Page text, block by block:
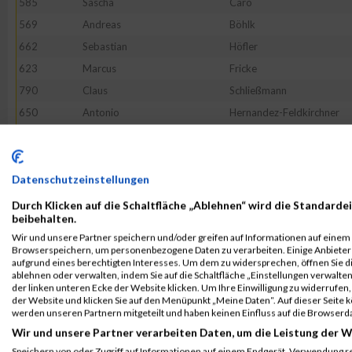
569
Andreas Böhlk
662
Sebastian Höfler
623
Marcus Fricke
790
Claus Schließmann
650
Antonio Hernandez-Feldkirchner
568
571
Siegbert
665
Martin Huber
767
51849
Andreas Fleckenstein
771
Jan Stade
637
Markus Gross
758
Oguzhan Galitekin
626
Dominic Trebes
Datenschutzeinstellungen
Durch Klicken auf die Schaltfläche „Ablehnen“ wird die
beibehalten.
Wir und unsere Partner speichern und/oder greifen auf Informationen auf einem
Browserspeichern, um personenbezogene Daten zu verarbeiten. Einige
aufgrund eines berechtigten Interesses. Um dem zu widersprechen, öffnen Sie
ablehnen oder verwalten, indem Sie auf die Schaltfläche „Einstellungen
der linken unteren Ecke der Website klicken. Um Ihre Einwilligung zu
der Website und klicken Sie auf den Menüpunkt „Meine Daten“. Auf dieser
werden unseren Partnern mitgeteilt und haben keinen Einfluss auf die
Wir und unsere Partner verarbeiten Daten, um die Leistung der